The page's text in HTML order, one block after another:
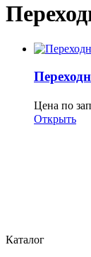
Цена по
Открыть
Каталог